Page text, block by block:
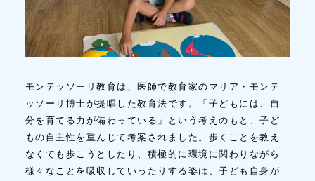
モンテッソーリ教育は、医師で教育家のマリア・モンテ
ッソーリ博士が提唱した教育法です。「子どもには、自
分を育てる力が備わっている」という考えのもと、子ど
もの自主性を重んじて考案されました。歩くことを教え
なくても歩こうとしたり、積極的に環境に関わりながら
様々なことを吸収していったりする姿は、子ども自身が